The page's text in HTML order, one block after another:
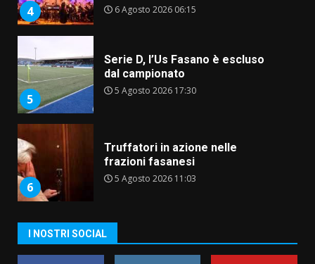
4 6 Agosto 2026 06:15
5
Serie D, l’Us Fasano è escluso
dal campionato
5 Agosto 2026 17:30
6
Truffatori in azione nelle
frazioni fasanesi
5 Agosto 2026 11:03
al Prefetto: “Noi cittadini di
serie B”
I NOSTRI SOCIAL